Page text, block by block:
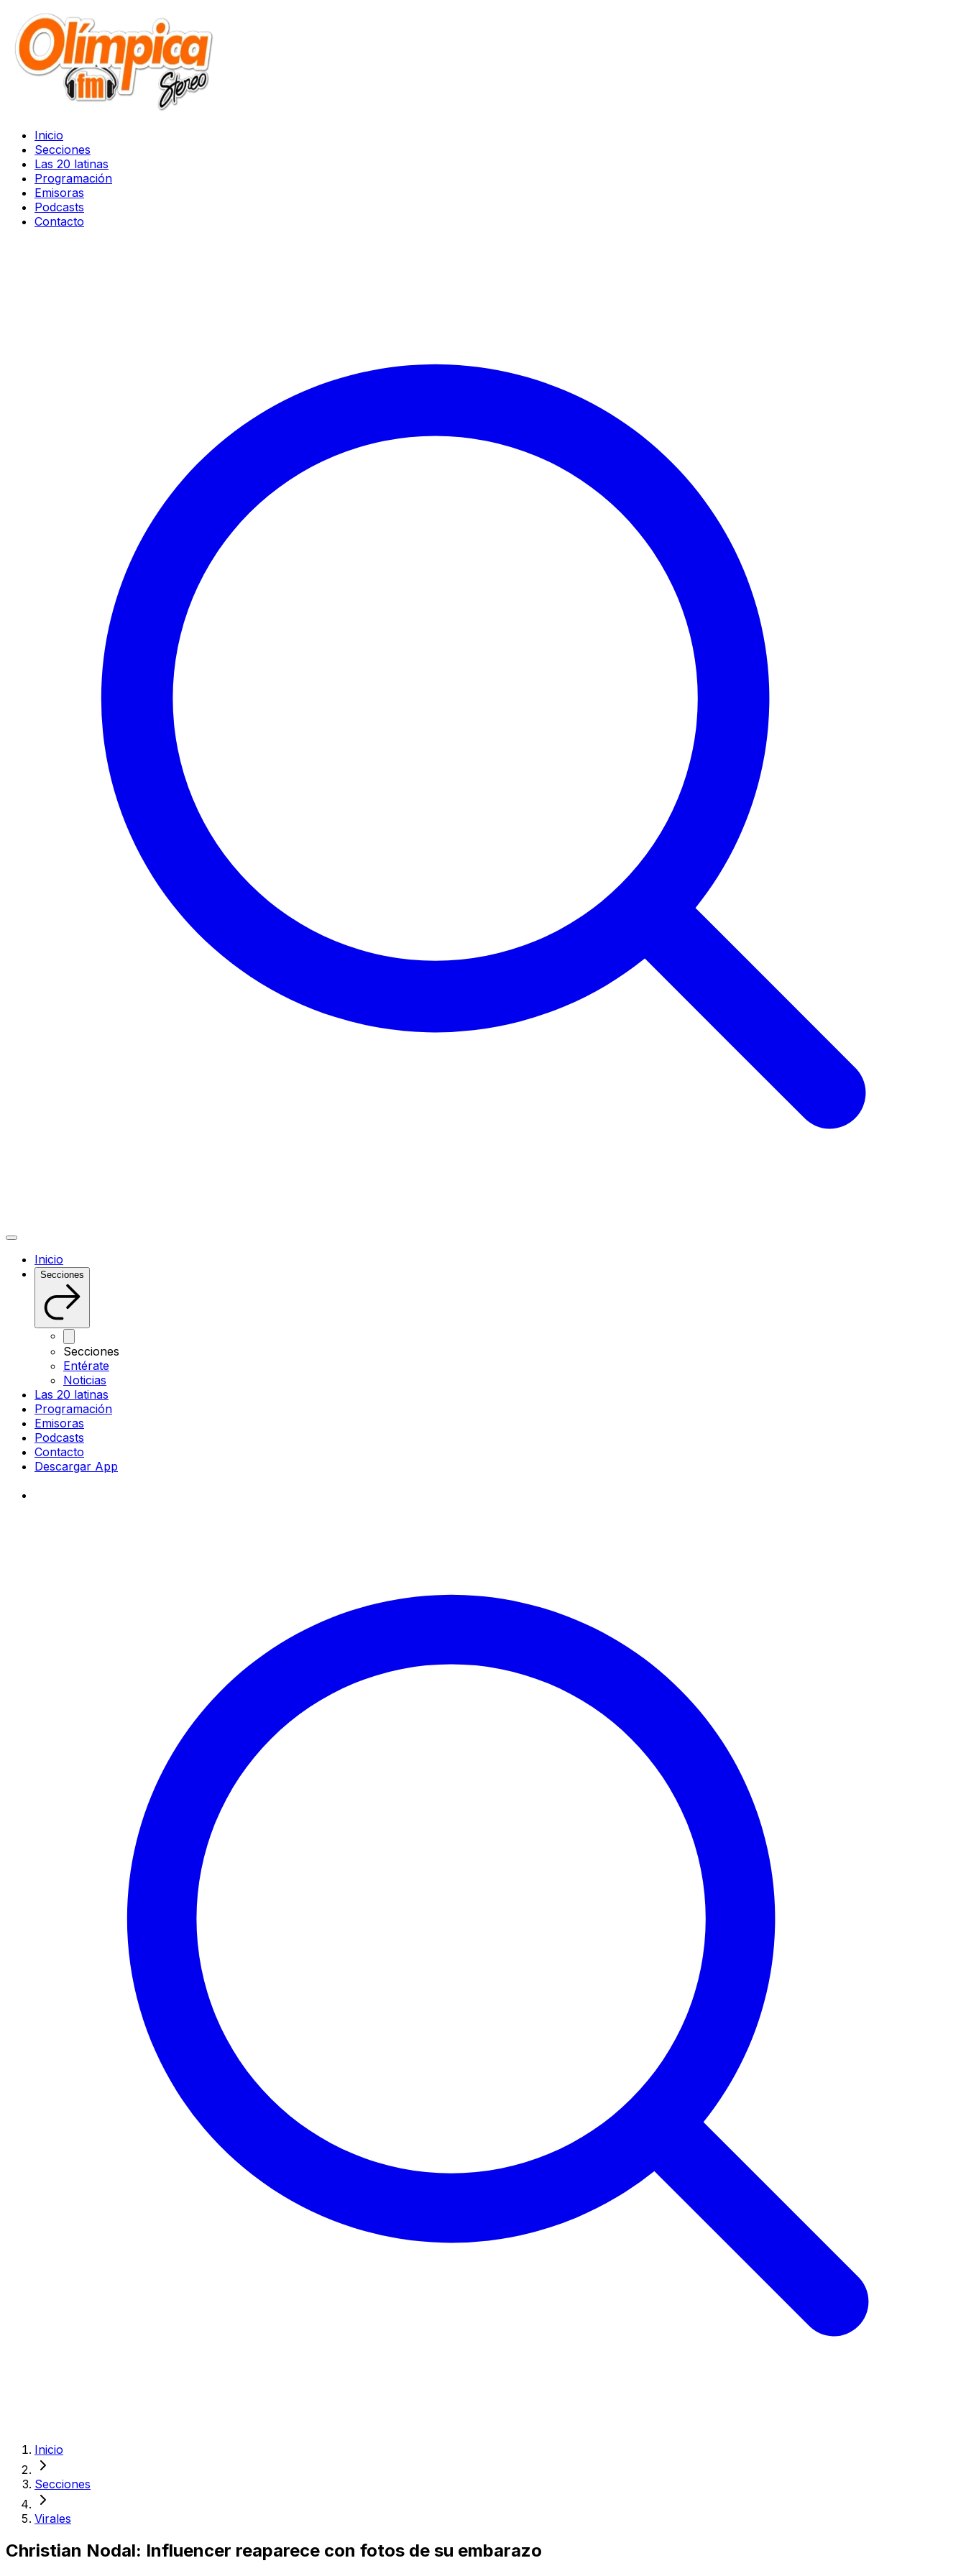
Inicio
Secciones
Las 20 latinas
Programación
Emisoras
Podcasts
Contacto
Inicio
Secciones
Secciones
Entérate
Noticias
Las 20 latinas
Programación
Emisoras
Podcasts
Contacto
Descargar App
Inicio
Secciones
Virales
Christian Nodal: Influencer reaparece con fotos de su embarazo